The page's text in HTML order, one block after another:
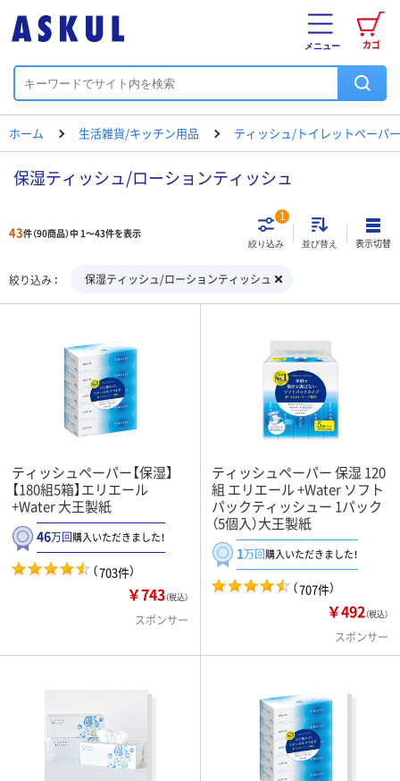
カゴ
メニュー
ホーム 生活雑貨/キッチン用品 ティッシュ/トイレットペーパ
保湿ティッシュ/ローションティッシュ
43件（90商品）中 1～43件を表示
絞り込み
1
並び替え 表示切替
絞り込み 保湿ティッシュ/ローションティッシュ
ティッシュペーパー【保湿】
【180組5箱】エリエール
+Water 大王製紙
46万回購入いただきました！
（703件）
￥743（税込）
スポンサー
ティッシュペーパー 保湿 120
組 エリエール +Water ソフト
パックティッシュー 1パック
（5個入）大王製紙
1万回購入いただきました！
（707件）
￥492（税込）
スポンサー